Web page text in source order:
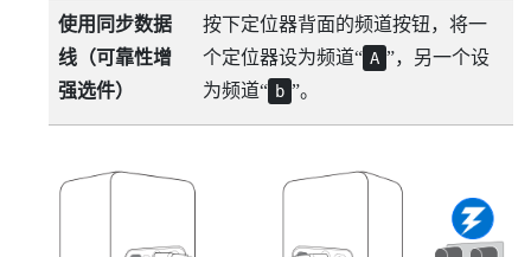
使用同步数据
线（可靠性增
强选件）
按下定位器背面的频道按钮，将一
个定位器设为频道​“‍ A ”，另一个设
为频道​“‍ b ”。